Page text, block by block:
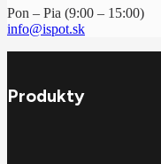
Pon – Pia (9:00 – 15:00)
info@ispot.sk
Produkty